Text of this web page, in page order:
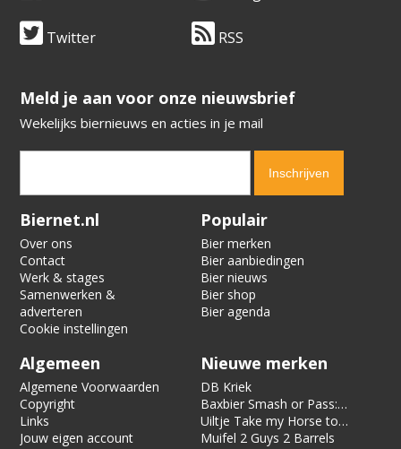
Twitter RSS
​​​​​​​Meld je aan voor onze nieuwsbrief
Wekelijks biernieuws en acties in je mail
Verification code:
Biernet.nl
Over ons
Contact
Werk & stages
Samenwerken &
adverteren
Cookie instellingen
Populair
Bier merken
Bier aanbiedingen
Bier nieuws
Bier shop
Bier agenda
Algemeen
Algemene Voorwaarden
Copyright
Links
Jouw eigen account
Nieuwe merken
DB Kriek
Baxbier Smash or Pass:
Strata
Uiltje Take my Horse to
the Hotel Room
Muifel 2 Guys 2 Barrels